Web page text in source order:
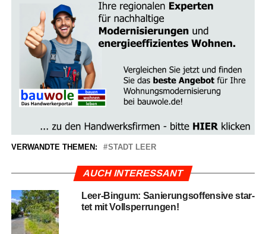
VERWANDTE THEMEN: STADT LEER
AUCH INTERESSANT
Leer-Bin­gum: Sanie­rungs­of­fen­si­ve star­
tet mit Vollsperrungen!